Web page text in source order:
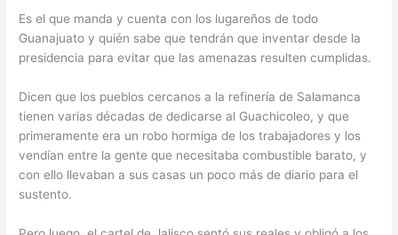
Es el que manda y cuenta con los lugareños de todo
Guanajuato y quién sabe que tendrán que inventar desde la
presidencia para evitar que las amenazas resulten cumplidas.
Dicen que los pueblos cercanos a la refinería de Salamanca
tienen varias décadas de dedicarse al Guachicoleo, y que
primeramente era un robo hormiga de los trabajadores y los
vendían entre la gente que necesitaba combustible barato, y
con ello llevaban a sus casas un poco más de diario para el
sustento.